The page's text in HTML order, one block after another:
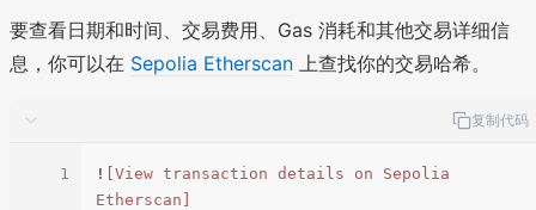
要查看日期和时间、交易费用、Gas 消耗和其他交易详细信
息，你可以在 Sepolia Etherscan 上查找你的交易哈希。
复制代码
1 !
[View transaction details on Sepolia
Etherscan]